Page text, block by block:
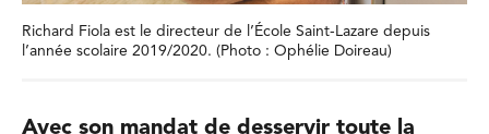
Richard Fiola est le directeur de l’École Saint-Lazare depuis
l’année scolaire 2019/2020. (Photo : Ophélie Doireau)
Avec son mandat de desservir toute la